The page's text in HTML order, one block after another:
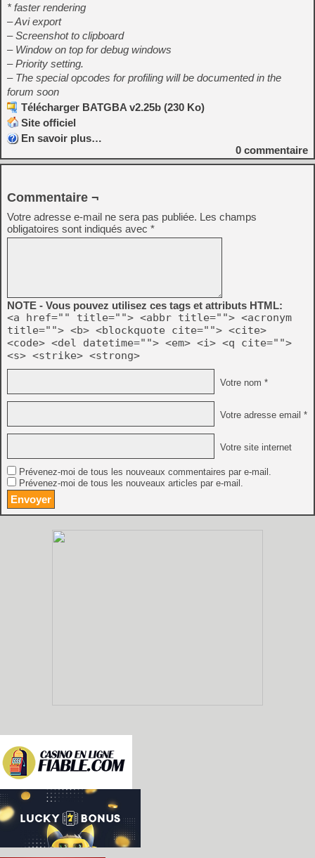
* faster rendering
– Avi export
– Screenshot to clipboard
– Window on top for debug windows
– Priority setting.
– The special opcodes for profiling will be documented in the
forum soon
Télécharger BATGBA v2.25b (230 Ko)
Site officiel
En savoir plus…
0 commentaire
Commentaire ¬
Votre adresse e-mail ne sera pas publiée. Les champs
obligatoires sont indiqués avec *
NOTE - Vous pouvez utilisez ces tags et attributs HTML:
<a href="" title=""> <abbr title=""> <acronym
title=""> <b> <blockquote cite=""> <cite>
<code> <del datetime=""> <em> <i> <q cite="">
<s> <strike> <strong>
Votre nom *
Votre adresse email *
Votre site internet
Prévenez-moi de tous les nouveaux commentaires par e-mail.
Prévenez-moi de tous les nouveaux articles par e-mail.